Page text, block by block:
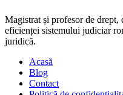
Magistrat și profesor de
eficienței sistemului judiciar
juridică.
Acasă
Blog
Contact